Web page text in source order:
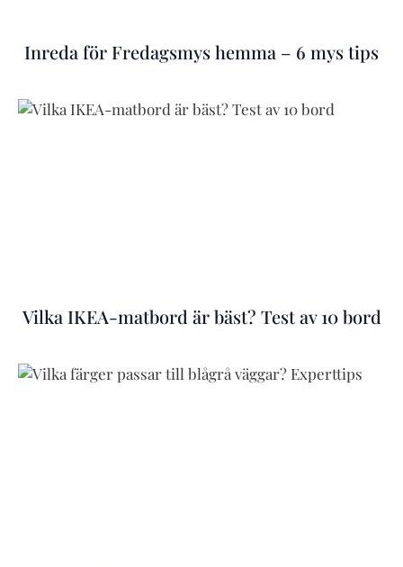
Inreda för Fredagsmys hemma – 6 mys tips
Vilka IKEA-matbord är bäst? Test av 10 bord